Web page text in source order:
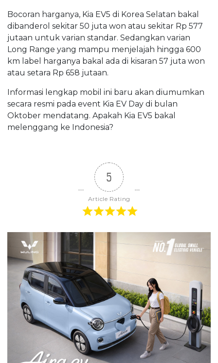
Bocoran harganya, Kia EV5 di Korea Selatan bakal
dibanderol sekitar 50 juta won atau sekitar Rp 577
jutaan untuk varian standar. Sedangkan varian
Long Range yang mampu menjelajah hingga 600
km label harganya bakal ada di kisaran 57 juta won
atau setara Rp 658 jutaan.
Informasi lengkap mobil ini baru akan diumumkan
secara resmi pada event Kia EV Day di bulan
Oktober mendatang. Apakah Kia EV5 bakal
melenggang ke Indonesia?
5
Article Rating